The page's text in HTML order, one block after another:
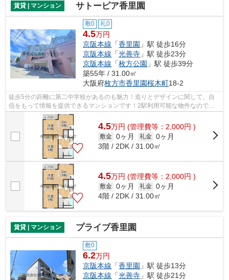
賃貸 | マンション サトーピア香里園
敷0 礼0
4.5万円
京阪本線 「香里園 」駅 徒歩16分
京阪本線 「光善寺 」駅 徒歩23分
京阪本線 「枚方公園 」駅 徒歩39分
築55年 / 31.00㎡
大阪府枚方市香里園桜木町18-2
徒歩5分の距離に第二中学校があるのも魅力！造りとデザインに関して、自
信をもって情報を提供できるマンションです！2駅利用可能な物件なので、
交通経路を選ぶことができます！通風良...
4.5万円 (管理費等：2,000円 )
敷金 0ヶ月 礼金 0ヶ月
3階 / 2DK / 31.00㎡
4.5万円 (管理費等：2,000円 )
敷金 0ヶ月 礼金 0ヶ月
4階 / 2DK / 31.00㎡
賃貸 | マンション プライブ香里園
敷0
6.2万円
京阪本線 「香里園 」駅 徒歩13分
京阪本線 「光善寺 」駅 徒歩21分